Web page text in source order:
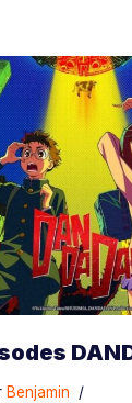
Benjamin